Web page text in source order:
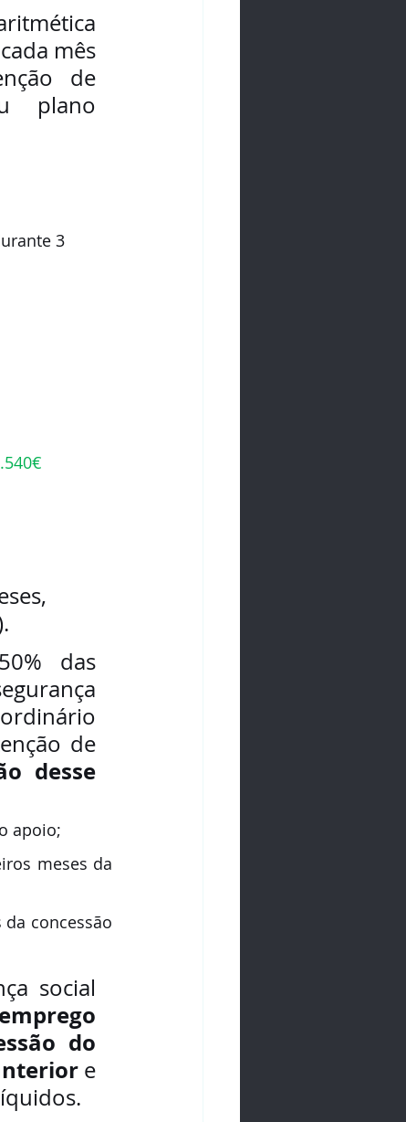
mês
de
plano
3
das
de
desse
apoio;
meses da
concessão
social
do
e